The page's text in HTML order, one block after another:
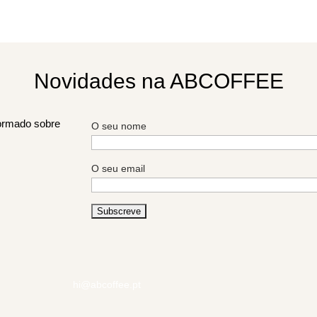
Novidades na ABCOFFEE
sobre
O seu nome
O seu email